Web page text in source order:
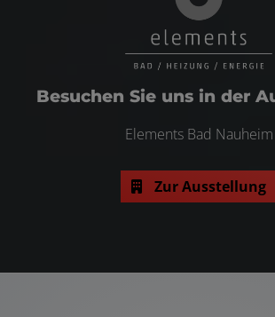
Besuchen Sie uns in der
Elements Bad Nauheim
Zur Ausstellung